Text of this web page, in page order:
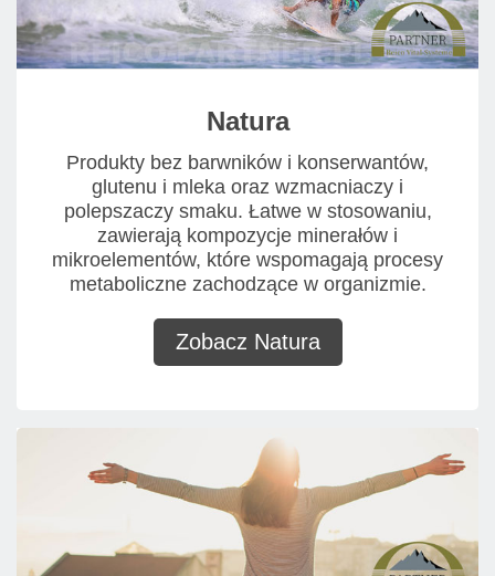
Natura
Produkty bez barwników i konserwantów,
glutenu i mleka oraz wzmacniaczy i
polepszaczy smaku. Łatwe w stosowaniu,
zawierają kompozycje minerałów i
mikroelementów, które wspomagają procesy
metaboliczne zachodzące w organizmie.
Zobacz Natura